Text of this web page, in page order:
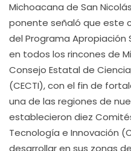
Michoacana de San
ponente señaló que este
del Programa
en todos los rincones de
Consejo Estatal de
(CECTI), con el fin de
una de las regiones de
establecieron diez
Tecnología e Innovación
desarrollar en sus zonas